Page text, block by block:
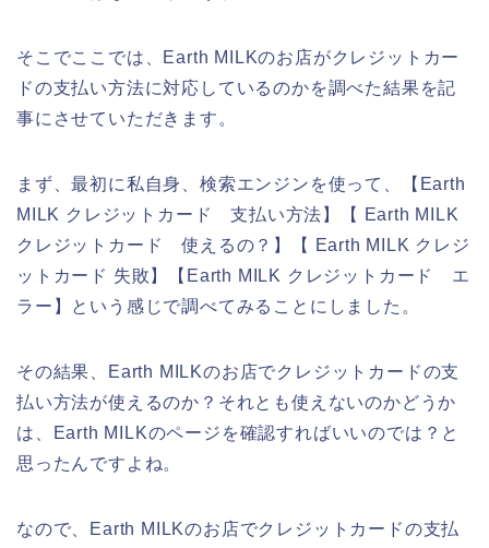
そこでここでは、Earth MILKのお店がクレジットカー
ドの支払い方法に対応しているのかを調べた結果を記
事にさせていただきます。
まず、最初に私自身、検索エンジンを使って、【Earth
MILK クレジットカード 支払い方法】【 Earth MILK
クレジットカード 使えるの？】【 Earth MILK クレジ
ットカード 失敗】【Earth MILK クレジットカード エ
ラー】という感じで調べてみることにしました。
その結果、Earth MILKのお店でクレジットカードの支
払い方法が使えるのか？それとも使えないのかどうか
は、Earth MILKのページを確認すればいいのでは？と
思ったんですよね。
なので、Earth MILKのお店でクレジットカードの支払